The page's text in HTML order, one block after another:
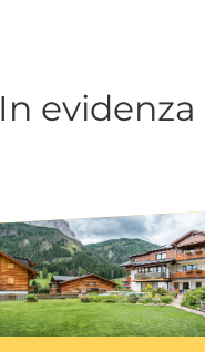
In evidenza